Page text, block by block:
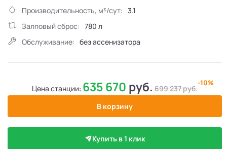
Производительность, м³/сут: 3.1
Залповый сброс: 780 л
Обслуживание: без ассенизатора
Цена станции: 635 670 руб. 699 237руб.
-10%
В корзину
Купить в 1 клик